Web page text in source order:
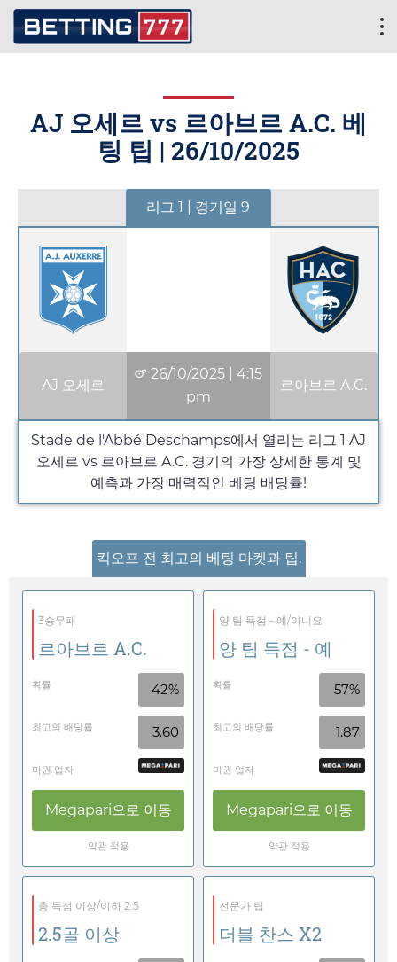
AJ 오세르 vs 르아브르 A.C. 베
팅 팁 | 26/10/2025
리그 1 | 경기일 9
AJ 오세르
26/10/2025 |4:15
pm
르아브르 A.C.
Stade de l'Abbé Deschamps에서 열리는 리그 1 AJ
오세르 vs 르아브르 A.C. 경기의 가장 상세한 통계 및
예측과 가장 매력적인 베팅 배당률!
킥오프 전 최고의 베팅 마켓과 팁.
3승무패
르아브르 A.C.
확률 42%
최고의 배당률 3.60
마권 업자
Megapari으로 이동
약관 적용
양 팀 득점 - 예/아니요
양 팀 득점 - 예
확률 57%
최고의 배당률 1.87
마권 업자
Megapari으로 이동
약관 적용
총 득점 이상/이하 2.5
2.5골 이상
전문가 팁
더블 찬스 X2